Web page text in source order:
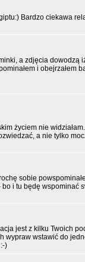
Bardzo ciekawa
a zdjęcia dowodzą
i obejrzałem
życiem nie widziałam.
a nie tylko
sobie
i tu będę wspominać
jest z kilku Twoich
wypraw wstawić do
)